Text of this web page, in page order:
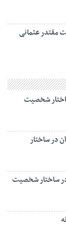
مقتدر عثمانی
شخصیت
در ساختار
ساختار شخصیت